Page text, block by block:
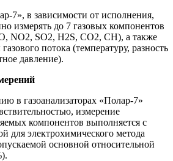
7», в зависимости от исполнения,
измерять до 7 газовых компонентов
NO2, SO2, H2S, СО2, CH), а также
потока (температуру, разность
давление).
в газоанализаторах «Полар-7»
измерение
компонентов выполняется с
для электрохимического метода
основной относительной